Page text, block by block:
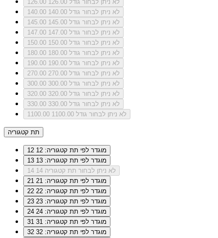
126.00
לא ניתן לבחור גודל 126.00
140.00
לא ניתן לבחור גודל 140.00
145.00
לא ניתן לבחור גודל 145.00
147.00
לא ניתן לבחור גודל 147.00
150.00
לא ניתן לבחור גודל 150.00
180.00
לא ניתן לבחור גודל 180.00
190.00
לא ניתן לבחור גודל 190.00
270.00
לא ניתן לבחור גודל 270.00
300.00
לא ניתן לבחור גודל 300.00
320.00
לא ניתן לבחור גודל 320.00
330.00
לא ניתן לבחור גודל 330.00
1100.00
לא ניתן לבחור גודל 1100.00
תת קטגוריה
12
מוגדר לפי תת קטגוריה: 12
13
מוגדר לפי תת קטגוריה: 13
14
לא ניתן לבחור תת קטגוריה 14
21
מוגדר לפי תת קטגוריה: 21
22
מוגדר לפי תת קטגוריה: 22
23
מוגדר לפי תת קטגוריה: 23
24
מוגדר לפי תת קטגוריה: 24
31
מוגדר לפי תת קטגוריה: 31
32
מוגדר לפי תת קטגוריה: 32